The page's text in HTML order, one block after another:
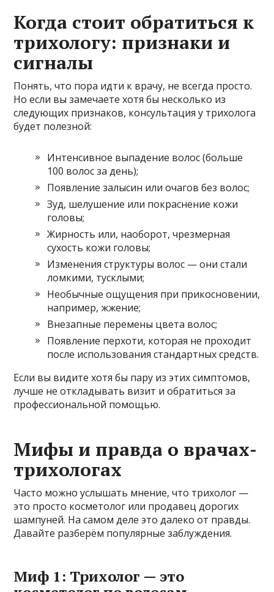
Когда стоит обратиться к
трихологу: признаки и
сигналы
Понять, что пора идти к врачу, не всегда просто.
Но если вы замечаете хотя бы несколько из
следующих признаков, консультация у трихолога
будет полезной:
Интенсивное выпадение волос (больше
100 волос за день);
Появление залысин или очагов без волос;
Зуд, шелушение или покраснение кожи
головы;
Жирность или, наоборот, чрезмерная
сухость кожи головы;
Изменения структуры волос — они стали
ломкими, тусклыми;
Необычные ощущения при прикосновении,
например, жжение;
Внезапные перемены цвета волос;
Появление перхоти, которая не проходит
после использования стандартных средств.
Если вы видите хотя бы пару из этих симптомов,
лучше не откладывать визит и обратиться за
профессиональной помощью.
Мифы и правда о врачах-
трихологах
Часто можно услышать мнение, что трихолог —
это просто косметолог или продавец дорогих
шампуней. На самом деле это далеко от правды.
Давайте разберём популярные заблуждения.
Миф 1: Трихолог — это